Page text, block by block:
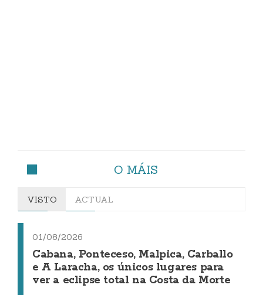
O MÁIS
VISTO ACTUAL
01/08/2026
Cabana, Ponteceso, Malpica, Carballo
e A Laracha, os únicos lugares para
ver a eclipse total na Costa da Morte